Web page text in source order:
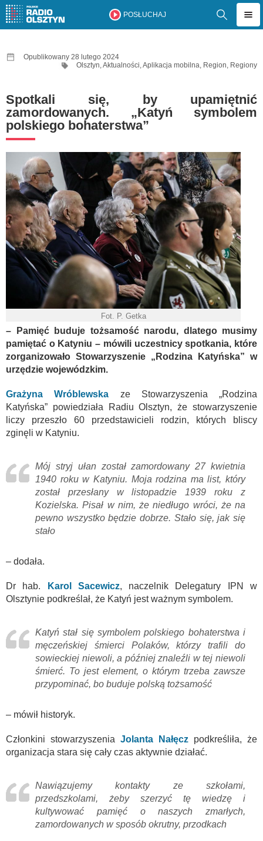
POSŁUCHAJ
Opublikowany 28 lutego 2024
Olsztyn,Aktualności,Aplikacja mobilna, Region, Regiony
Spotkali się, by upamiętnić
zamordowanych. „Katyń symbolem
polskiego bohaterstwa”
Fot. P. Getka
– Pamięć buduje tożsamość narodu, dlatego musimy
pamiętać o Katyniu – mówili uczestnicy spotkania, które
zorganizowało Stowarzyszenie „Rodzina Katyńska” w
urzędzie wojewódzkim.
Grażyna Wróblewska ze Stowarzyszenia „Rodzina
Katyńska” powiedziała Radiu Olsztyn, że stowarzyszenie
liczy przeszło 60 przedstawicieli rodzin, których bliscy
zginęli w Katyniu.
Mój stryj ułan został zamordowany 27 kwietnia
1940 roku w Katyniu. Moja rodzina ma list, który
został przesłany w listopadzie 1939 roku z
Kozielska. Pisał w nim, że niedługo wróci, że na
pewno wszystko będzie dobrze. Stało się, jak się
stało
– dodała.
Dr hab. Karol Sacewicz, naczelnik Delegatury IPN w
Olsztynie podkreślał, że Katyń jest ważnym symbolem.
Katyń stał się symbolem polskiego bohaterstwa i
męczeńskiej śmierci Polaków, którzy trafili do
sowieckiej niewoli, a później znaleźli w tej niewoli
śmierć. To jest element, o którym trzeba zawsze
przypominać, bo buduje polską tożsamość
– mówił historyk.
Członkini stowarzyszenia Jolanta Nałęcz podkreśliła, że
organizacja stara się cały czas aktywnie działać.
Nawiązujemy kontakty ze szkołami,
przedszkolami, żeby szerzyć tę wiedzę i
kultywować pamięć o naszych zmarłych,
zamordowanych w sposób okrutny, przodkach